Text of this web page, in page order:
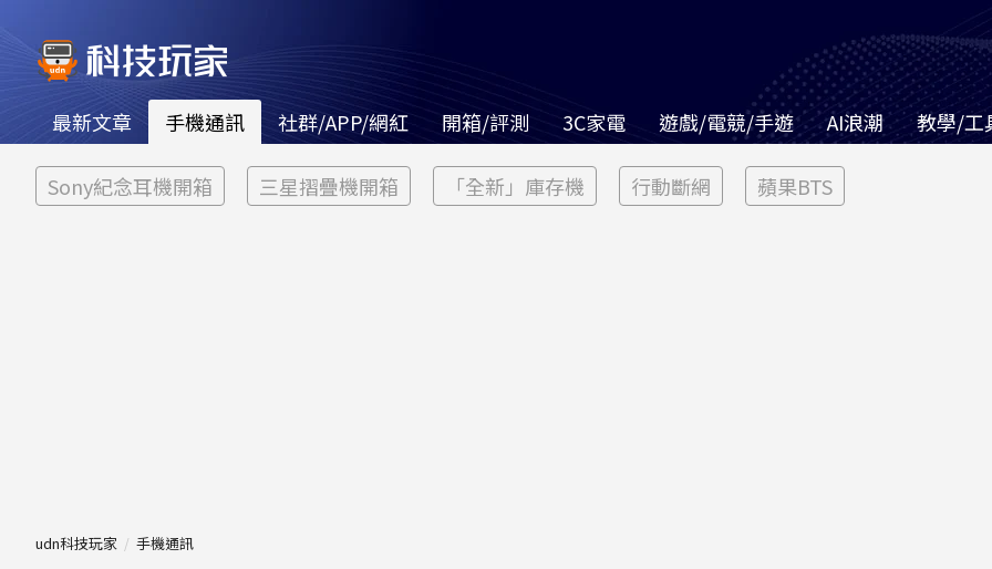
最新文章 手機通訊 社群/APP/網紅 開箱/評測 3C家電 遊戲/電競/手遊 AI浪潮 教學/工
Sony紀念耳機開箱 三星摺疊機開箱 「全新」庫存機 行動斷網 蘋果BTS
udn科技玩家 手機通訊